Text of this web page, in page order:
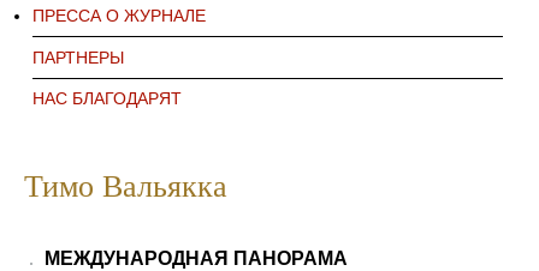
ПРЕССА О ЖУРНАЛЕ
ПАРТНЕРЫ
НАС БЛАГОДАРЯТ
Тимо Вальякка
МЕЖДУНАРОДНАЯ ПАНОРАМА